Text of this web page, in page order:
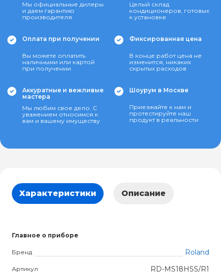
Мы официальные дилеры
и даем гарантию
производителя
Целый склад
кондиционеров, готовых
к установке
Оплата при получении
Вы можете оплатить
наличными или картой
при получении
Фиксированная цена
В конце работ цена не
изменится, никаких
скрытых расходов
Аккуратные и вежливые
мастера
Мы любим свое дело. С
уважением относимся к
вам и вашему имуществу
Шоурум в Москве
Приезжайте к нам и
протестируйте наш
продукт в реальности
Характеристики Описание
Главное о приборе
Бренд Roland
Артикул RD-MS18HSS/R1